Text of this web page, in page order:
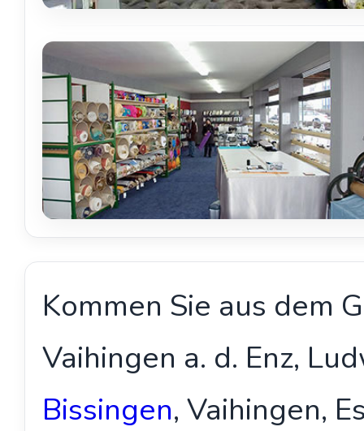
Kommen Sie aus dem
Vaihingen a. d. Enz,
Bissingen, Vaihingen,